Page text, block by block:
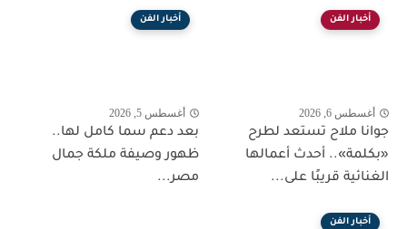
أخبار الفن
أغسطس 6, 2026
جوانا ملاح تستعد لطرح
«بكلمة».. أحدث أعمالها
الغنائية قريبًا على...
أخبار الفن
أغسطس 5, 2026
بعد دعم سما كامل لها..
ظهور وصيفة ملكة جمال
مصر...
أخبار الفن